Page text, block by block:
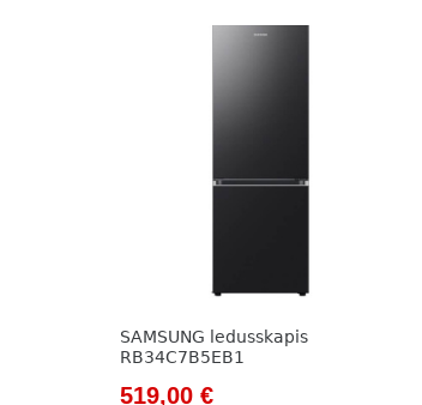
SAMSUNG ledusskapis
RB34C7B5EB1
Original
519,00 €Current